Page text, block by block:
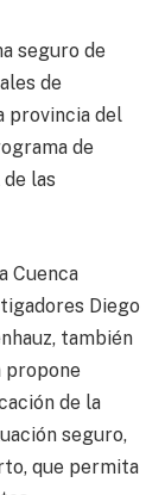
seguro de
de
provincia del
de
las
Cuenca
Diego
también
propone
de la
seguro,
que permita